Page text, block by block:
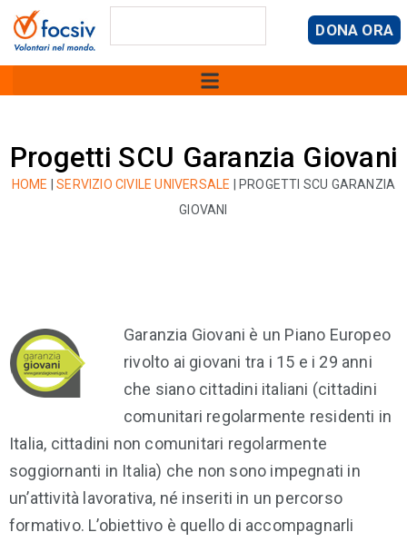
DONA ORA
Progetti SCU Garanzia Giovani
HOME |SERVIZIO CIVILE UNIVERSALE
PROGETTI SCU GARANZIA
GIOVANI
Garanzia Giovani è un Piano Europeo
rivolto ai giovani tra i 15 e i 29 anni
che siano cittadini italiani (cittadini
comunitari regolarmente residenti in
Italia, cittadini non comunitari regolarmente
soggiornanti in Italia) che non sono impegnati in
un’attività lavorativa, né inseriti in un percorso
formativo. L’obiettivo è quello di accompagnarli